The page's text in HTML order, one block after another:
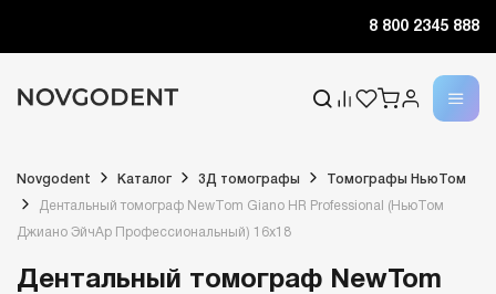
8 800 2345 888
Novgodent Каталог 3Д томографы Томографы НьюТом
Дентальный томограф NewTom Giano HR Professional (НьюТом
Джиано ЭйчАр Профессиональный) 16x18
Дентальный томограф NewTom